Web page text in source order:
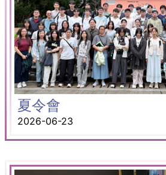
夏令會
2026-06-23